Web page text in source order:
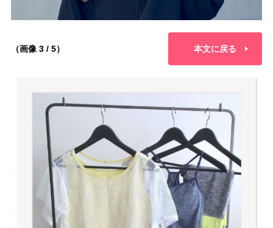
（画像 3 / 5） 本文に戻る